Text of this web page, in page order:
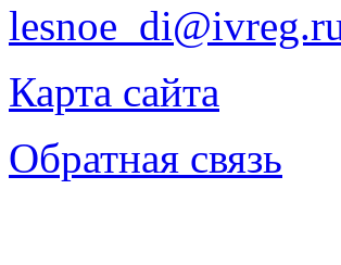
Карта сайта
Обратная связь